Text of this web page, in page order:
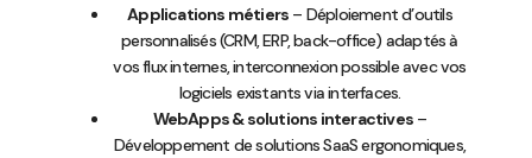
Applications métiers – Déploiement d’outils
personnalisés (CRM, ERP, back-office) adaptés à
vos flux internes, interconnexion possible avec vos
logiciels existants via interfaces.
WebApps & solutions interactives –
Développement de solutions SaaS ergonomiques,